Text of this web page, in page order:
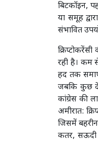
बिटकॉइन,
या समूह
संभावित
रही है। कम
हद तक
जबकि कुछ
कांग्रेस की
अमीरात:
जिसमें
कतर, सऊदी